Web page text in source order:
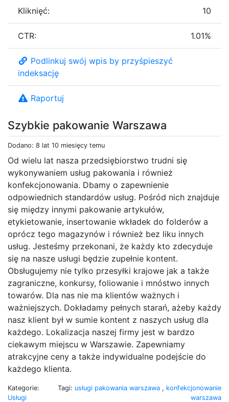
Szybkie pakowanie Warszawa
Dodano: 8 lat 10 miesięcy temu
Od wielu lat nasza przedsiębiorstwo trudni się
wykonywaniem usług pakowania i również
konfekcjonowania. Dbamy o zapewnienie
odpowiednich standardów usług. Pośród nich znajduje
się między innymi pakowanie artykułów,
etykietowanie, insertowanie wkładek do folderów a
oprócz tego magazynów i również bez liku innych
usług. Jesteśmy przekonani, że każdy kto zdecyduje
się na nasze usługi będzie zupełnie kontent.
Obsługujemy nie tylko przesyłki krajowe jak a także
zagraniczne, konkursy, foliowanie i mnóstwo innych
towarów. Dla nas nie ma klientów ważnych i
ważniejszych. Dokładamy pełnych starań, ażeby każdy
nasz klient był w sumie kontent z naszych usług dla
każdego. Lokalizacja naszej firmy jest w bardzo
ciekawym miejscu w Warszawie. Zapewniamy
atrakcyjne ceny a także indywidualne podejście do
każdego klienta.
Kategorie:
Usługi
Tagi: usługi pakowania warszawa , konfekcjonowanie
warszawa
Kliknięć: 10
CTR: 1.01%
Podlinkuj swój wpis by przyśpieszyć
indeksację
Raportuj